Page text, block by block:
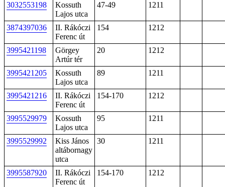
3032553198
Kossuth
Lajos utca
47-49 1211
3874397036
II. Rákóczi
Ferenc út
154 1212
3995421198
Görgey
Artúr tér
20 1212
3995421205
Kossuth
Lajos utca
89 1211
3995421216
II. Rákóczi
Ferenc út
154-170 1212
3995529979
Kossuth
Lajos utca
95 1211
3995529992
Kiss János
altábornagy
utca
30 1211
3995587920
II. Rákóczi
Ferenc út
154-170 1212